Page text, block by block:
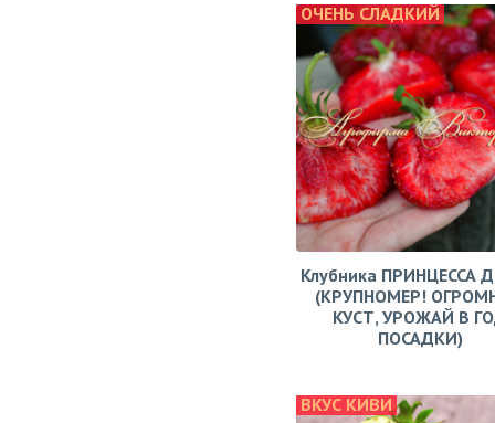
ОЧЕНЬ СЛАДКИЙ
Клубника ПРИНЦЕССА
(КРУПНОМЕР!
КУСТ, УРОЖАЙ В
ПОСАДКИ)
ВКУС КИВИ